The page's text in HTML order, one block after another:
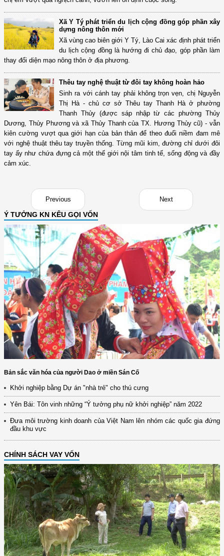
Xã Y Tý phát triển du lịch cộng đồng góp phần xây
dựng nông thôn mới
Xã vùng cao biên giới Y Tý, Lào Cai xác định phát triển
du lịch cộng đồng là hướng đi chủ đạo, góp phần làm
thay đổi diện mạo nông thôn ở địa phương.
Thêu tay nghệ thuật từ đôi tay không hoàn hảo
Sinh ra với cánh tay phải không trọn vẹn, chị Nguyễn
Thị Hà - chủ cơ sở Thêu tay Thanh Hà ở phường
Thanh Thủy (được sáp nhập từ các phường Thủy
Dương, Thủy Phương và xã Thủy Thanh của TX. Hương Thủy cũ) - vẫn
kiên cường vượt qua giới hạn của bản thân để theo đuổi niềm đam mê
với nghệ thuật thêu tay truyền thống. Từng mũi kim, đường chỉ dưới đôi
tay ấy như chứa đựng cả một thế giới nội tâm tinh tế, sống động và đầy
cảm xúc.
Previous Next
Ý TƯỞNG KN KÊU GỌI VỐN
Bản sắc văn hóa của người Dao ở miền Sán Cố
Khởi nghiệp bằng Dự án "nhà trẻ" cho thú cưng
Yên Bái: Tôn vinh những “Ý tưởng phụ nữ khởi nghiệp” năm 2022
Đưa môi trường kinh doanh của Việt Nam lên nhóm các quốc gia đứng
đầu khu vực
CHÍNH SÁCH VAY VỐN